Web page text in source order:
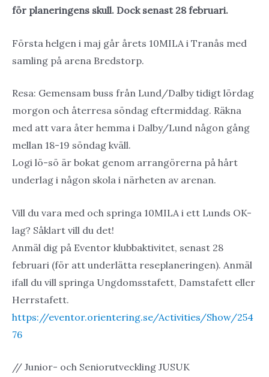
för planeringens skull. Dock senast 28 februari.
Första helgen i maj går årets 10MILA i Tranås med
samling på arena Bredstorp.
Resa: Gemensam buss från Lund/Dalby tidigt lördag
morgon och återresa söndag eftermiddag. Räkna
med att vara åter hemma i Dalby/Lund någon gång
mellan 18-19 söndag kväll.
Logi lö-sö är bokat genom arrangörerna på hårt
underlag i någon skola i närheten av arenan.
Vill du vara med och springa 10MILA i ett Lunds OK-
lag? Såklart vill du det!
Anmäl dig på Eventor klubbaktivitet, senast 28
februari (för att underlätta reseplaneringen). Anmäl
ifall du vill springa Ungdomsstafett, Damstafett eller
Herrstafett.
https://eventor.orientering.se/Activities/Show/254
76
// Junior- och Seniorutveckling JUSUK